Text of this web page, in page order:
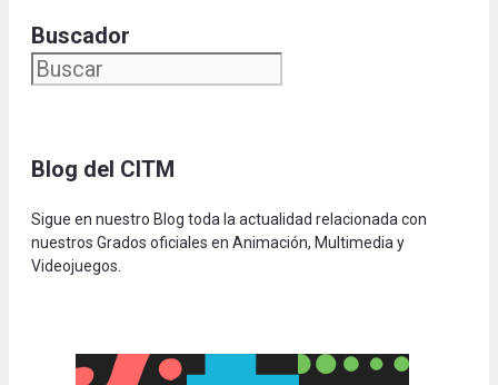
Buscador
Blog del CITM
Sigue en nuestro Blog toda la actualidad relacionada con
nuestros Grados oficiales en Animación, Multimedia y
Videojuegos.